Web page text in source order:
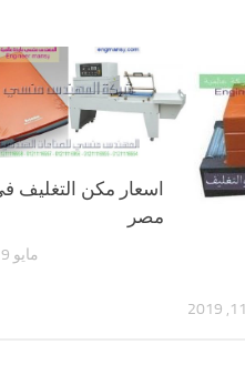
اسعار مكن التغليف
مصر
مايو 19, 2018